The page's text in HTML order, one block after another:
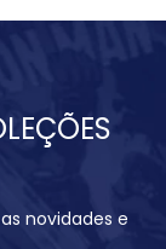
novidades e